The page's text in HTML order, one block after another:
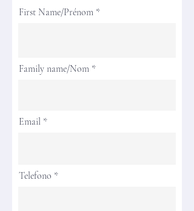
First Name/Prénom
Family name/Nom
Email
Telefono